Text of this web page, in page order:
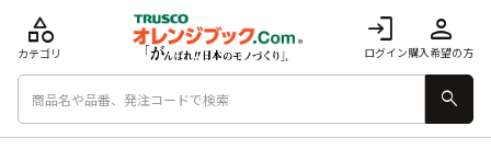
login
ログイン
person
購入希望の方
category
カテゴリ
search